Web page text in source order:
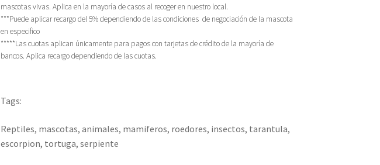
mascotas vivas. Aplica en la mayoría de casos al recoger en nuestro local.
***Puede aplicar recargo del 5% dependiendo de las condiciones de negociación de la mascota
en especifico
*****Las cuotas aplican únicamente para pagos con tarjetas de crédito de la mayoría de
bancos. Aplica recargo dependiendo de las cuotas.
Tags:
Reptiles, mascotas, animales, mamiferos, roedores, insectos, tarantula,
escorpion, tortuga, serpiente